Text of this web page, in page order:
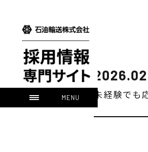
未経験でも